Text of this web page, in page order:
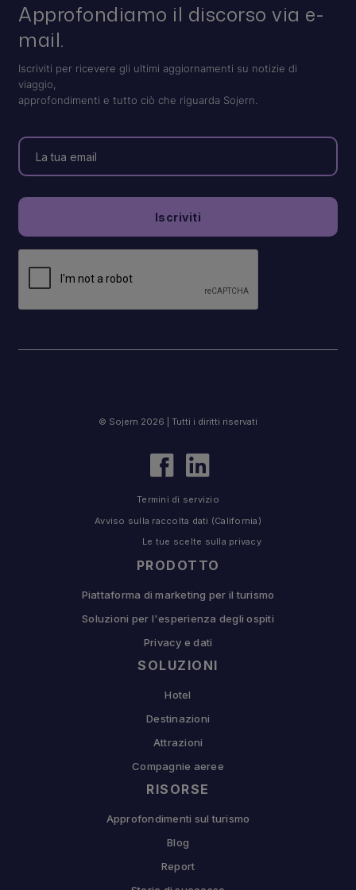
Approfondiamo il discorso via e-
mail.
Iscriviti per ricevere gli ultimi aggiornamenti su notizie di
viaggio,
approfondimenti e tutto ciò che riguarda Sojern.
PRODOTTO
Piattaforma di marketing per il turismo
Soluzioni per l'esperienza degli ospiti
Privacy e dati
SOLUZIONI
Hotel
Destinazioni
Attrazioni
Compagnie aeree
RISORSE
Approfondimenti sul turismo
Blog
Report
© Sojern 2026 | Tutti i diritti riservati
Termini di servizio
Avviso sulla raccolta dati (California)
Le tue scelte sulla privacy